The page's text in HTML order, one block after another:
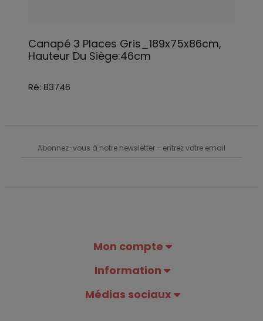
Canapé 3 Places Gris_189x75x86cm,
Hauteur Du Siège:46cm
Ré: 83746
Mon compte
Information
Médias sociaux